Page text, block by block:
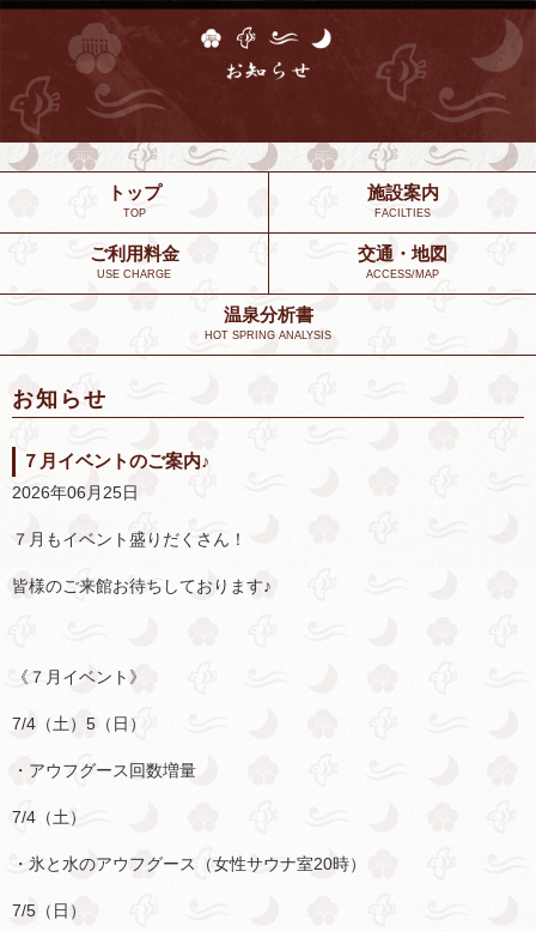
トップ
TOP
施設案内
FACILTIES
ご利用料金
USE CHARGE
交通・地図
ACCESS/MAP
温泉分析書
HOT SPRING ANALYSIS
お知らせ
７月イベントのご案内♪
2026年06月25日
７月もイベント盛りだくさん！
皆様のご来館お待ちしております♪
《７月イベント》
7/4 （土） 5 （日）
・アウフグース回数増量
7/4 （土）
・氷と水のアウフグース（女性サウナ室20時）
7/5 （日）